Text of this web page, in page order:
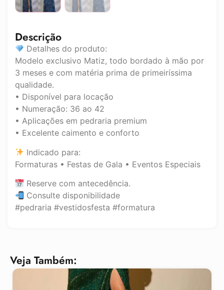
Descrição
Detalhes do produto:
Modelo exclusivo Matiz, todo bordado à mão por
3 meses e com matéria prima de primeiríssima
qualidade.
• Disponível para locação
• Numeração: 36 ao 42
• Aplicações em pedraria premium
• Excelente caimento e conforto
Indicado para:
Formaturas • Festas de Gala • Eventos Especiais
Reserve com antecedência.
Consulte disponibilidade
#pedraria #vestidosfesta #formatura
Veja Também: